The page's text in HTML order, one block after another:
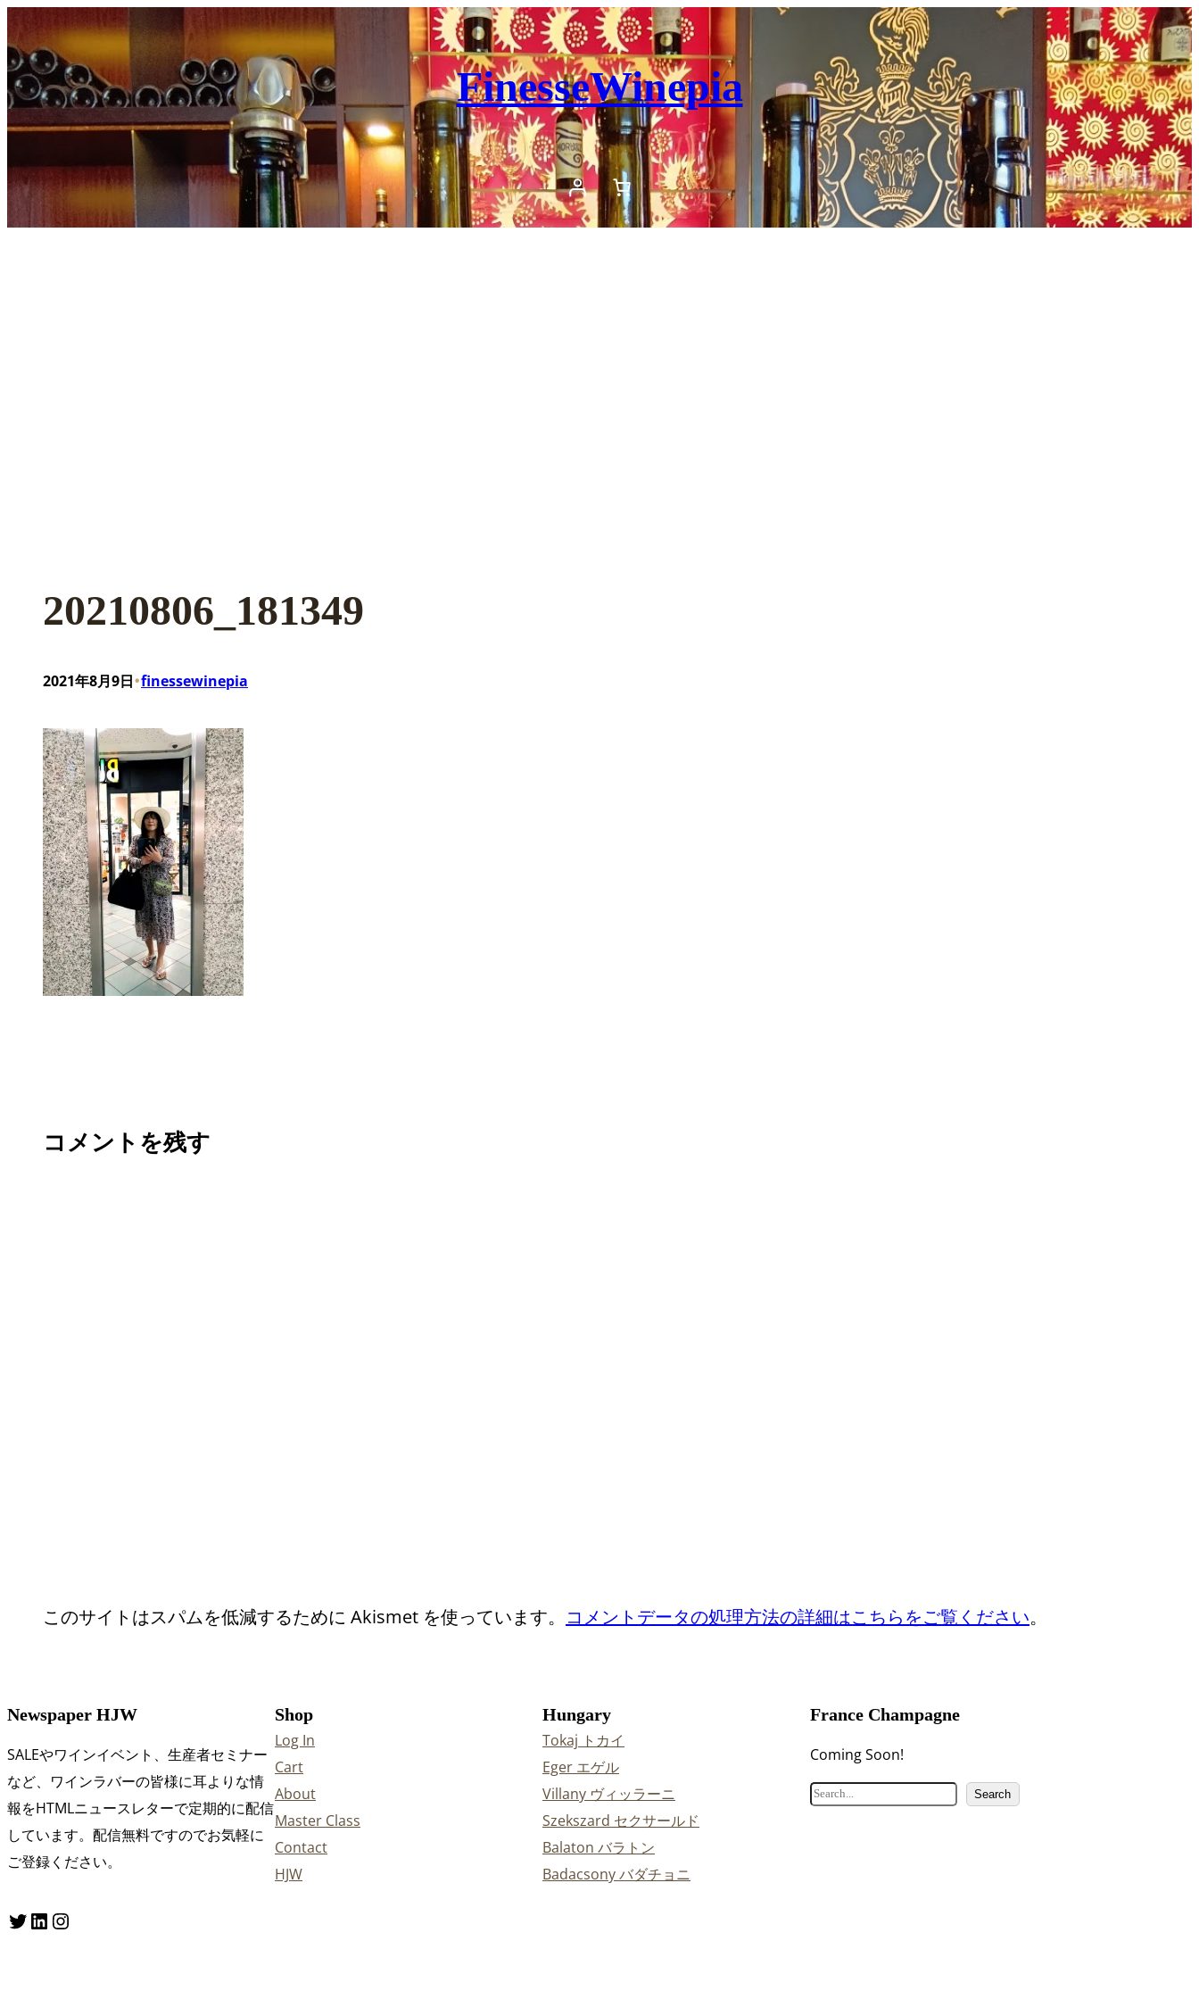
内
容
を
ス
キ
プ
FinesseWinepia
20210806_181349
2021年8月9日•finessewinepia
コメントを残す
このサイトはスパムを低減するために Akismet を使っています。 コメントデータの処理方法の詳細はこちらをご覧ください。
Newspaper HJW
SALEやワインイベント、生産者セミナー
など、ワインラバーの皆様に耳よりな情
報をHTMLニュースレターで定期的に配信
しています。配信無料ですのでお気軽に
ご登録ください。
Twitter LinkedIn Instagram
Shop
Log In
Cart
About
Master Class
Contact
HJW
Hungary
Tokaj トカイ
Eger エゲル
Villany ヴィッラーニ
Szekszard セクサールド
Balaton バラトン
Badacsony バダチョニ
France Champagne
Coming Soon!
検
Search